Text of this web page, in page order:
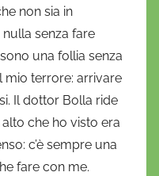
non sia in
senza fare
una follia senza
mio terrore: arrivare
Il dottor Bolla ride
che ho visto era
c’è sempre una
fare con me.